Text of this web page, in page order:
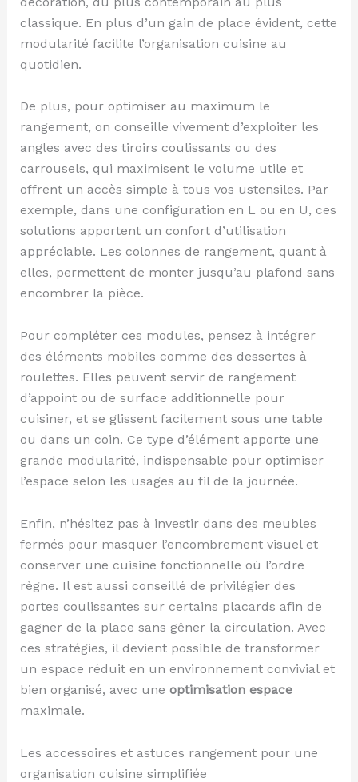
classique. En plus d’un gain de place évident, cette
modularité facilite l’organisation cuisine au
quotidien.
De plus, pour optimiser au maximum le
rangement, on conseille vivement d’exploiter les
angles avec des tiroirs coulissants ou des
carrousels, qui maximisent le volume utile et
offrent un accès simple à tous vos ustensiles. Par
exemple, dans une configuration en L ou en U, ces
solutions apportent un confort d’utilisation
appréciable. Les colonnes de rangement, quant à
elles, permettent de monter jusqu’au plafond sans
encombrer la pièce.
Pour compléter ces modules, pensez à intégrer
des éléments mobiles comme des dessertes à
roulettes. Elles peuvent servir de rangement
d’appoint ou de surface additionnelle pour
cuisiner, et se glissent facilement sous une table
ou dans un coin. Ce type d’élément apporte une
grande modularité, indispensable pour optimiser
l’espace selon les usages au fil de la journée.
Enfin, n’hésitez pas à investir dans des meubles
fermés pour masquer l’encombrement visuel et
conserver une cuisine fonctionnelle où l’ordre
règne. Il est aussi conseillé de privilégier des
portes coulissantes sur certains placards afin de
gagner de la place sans gêner la circulation. Avec
ces stratégies, il devient possible de transformer
un espace réduit en un environnement convivial et
bien organisé, avec une optimisation espace
maximale.
Les accessoires et astuces rangement pour une
organisation cuisine simplifiée